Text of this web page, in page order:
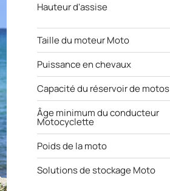
Hauteur d'assise
Taille du moteur Moto
Puissance en chevaux
Capacité du réservoir de motos
Âge minimum du conducteur
Motocyclette
Poids de la moto
Solutions de stockage Moto